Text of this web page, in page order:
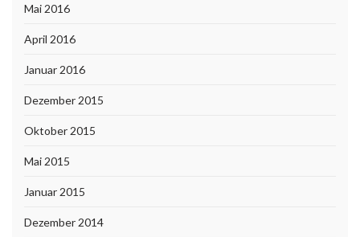
Mai 2016
April 2016
Januar 2016
Dezember 2015
Oktober 2015
Mai 2015
Januar 2015
Dezember 2014